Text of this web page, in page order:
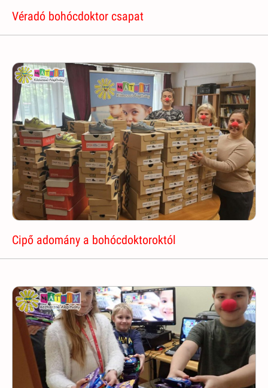
Véradó bohócdoktor csapat
Cipő adomány a bohócdoktoroktól